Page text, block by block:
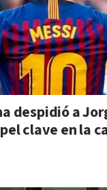
despidió a
clave en la